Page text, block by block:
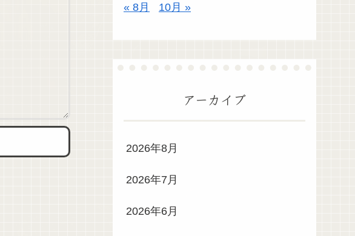
« 8月 10月 »
アーカイブ
2026年8月
2026年7月
2026年6月